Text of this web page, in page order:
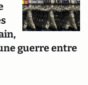
guerre entre